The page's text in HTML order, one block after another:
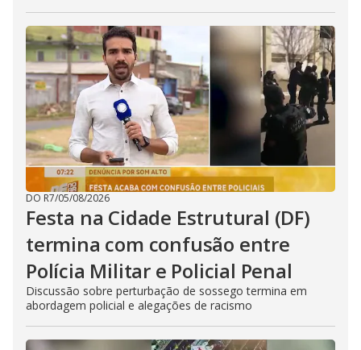
DO R7/05/08/2026
Festa na Cidade Estrutural (DF)
termina com confusão entre
Polícia Militar e Policial Penal
Discussão sobre perturbação de sossego termina em
abordagem policial e alegações de racismo